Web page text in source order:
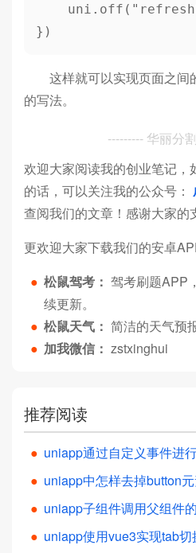
})
这样就可以实现页面之间
的写法。
--------- 华丽分
欢迎大家阅读我的创业笔记，
的话，可以关注我的公众号：
查阅我们的文章！感谢大家的
更欢迎大家下载我们的安卓
● 松鼠驾考： 驾考刷题APP
续更新。
● 松鼠天气： 简洁的天气预
● 加我微信： zstxinghui
推荐阅读
● uniapp通过自定义事件进
● uniapp中怎样去掉button
● uniapp子组件调用父组件
● uniapp使用vue3实现tab切